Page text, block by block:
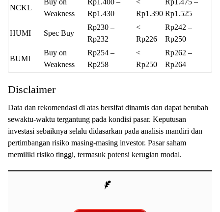
NCKL
Weakness
Rp1.430
Rp1.390 Rp1.525
HUMI Spec Buy
Rp230 –
Rp232
<
Rp226
Rp242 –
Rp250
BUMI
Buy on
Weakness
Rp254 –
Rp258
<
Rp250
Rp262 –
Rp264
Disclaimer
Data dan rekomendasi di atas bersifat dinamis dan dapat berubah
sewaktu-waktu tergantung pada kondisi pasar. Keputusan
investasi sebaiknya selalu didasarkan pada analisis mandiri dan
pertimbangan risiko masing-masing investor. Pasar saham
memiliki risiko tinggi, termasuk potensi kerugian modal.